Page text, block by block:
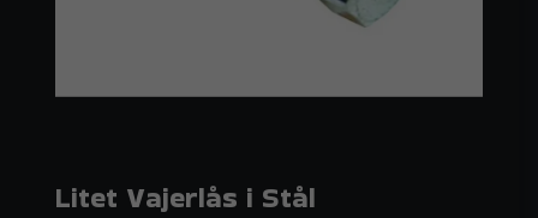
Litet Vajerlås i Stål